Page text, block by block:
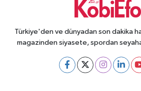
Türkiye'den ve dünyadan son dakika
magazinden siyasete, spordan